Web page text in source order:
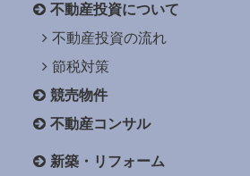
不動産投資について
不動産投資の流れ
節税対策
競売物件
不動産コンサル
新築・リフォーム